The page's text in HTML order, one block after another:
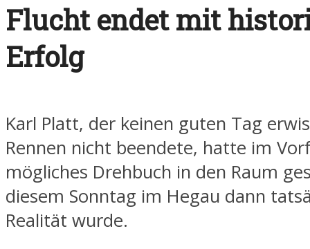
Flucht endet mit
Erfolg
Karl Platt, der keinen guten Tag
Rennen nicht beendete, hatte im
mögliches Drehbuch in den Raum
diesem Sonntag im Hegau dann
Realität wurde.